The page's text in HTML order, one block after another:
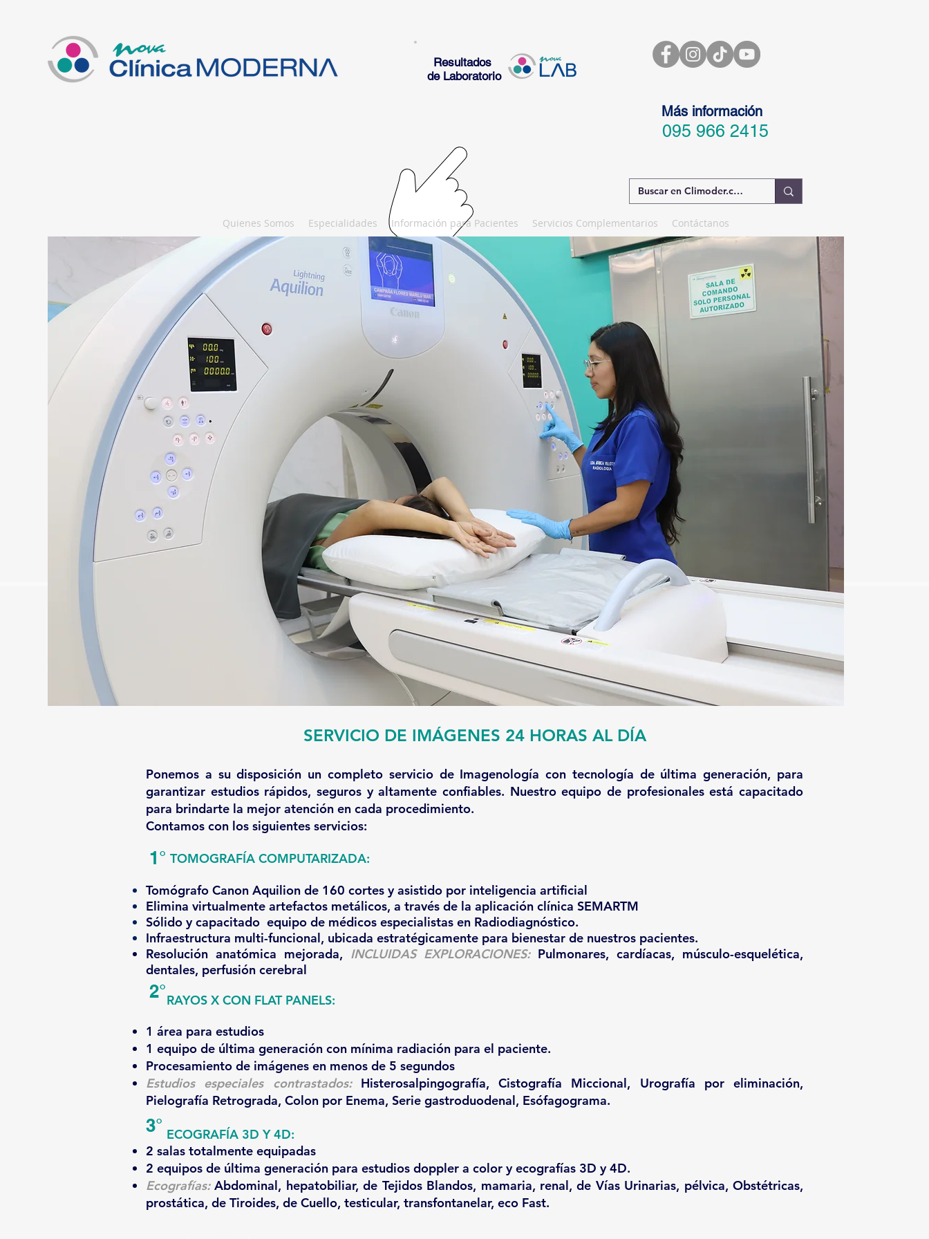
Resultados
de Laboratorio
095 966 2415
Más información
Quienes Somos Especialidades Información para Pacientes Servicios Complementarios Contáctanos
SERVICIO DE IMÁGENES 24 HORAS AL DÍA
Ponemos a su disposición un completo servicio de Imagenología con tecnología de última generación, para
garantizar estudios rápidos, seguros y altamente confiables. Nuestro equipo de profesionales está capacitado
para brindarte la mejor atención en cada procedimiento.
Contamos con los siguientes servicios:
TOMOGRAFÍA COMPUTARIZADA:
Tomógrafo Canon Aquilion de 160 cortes y asistido por inteligencia artificial
Elimina virtualmente artefactos metálicos, a través de la aplicación clínica SEMARTM
Sólido y capacitado equipo de médicos especialistas en Radiodiagnóstico.​
Infraestructura multi-funcional, ubicada estratégicamente para bienestar de nuestros pacientes.​
Resolución anatómica mejorada, INCLUIDAS EXPLORACIONES: Pulmonares, cardíacas, músculo-esquelética,
dentales, perfusión cerebral​
RAYOS X CON FLAT PANELS:
1 área para estudios
1 equipo de última generación con mínima radiación para el paciente.
Procesamiento de imágenes en menos de 5 segundos
Estudios especiales contrastados:
Histerosalpingografía, Cistografía Miccional, Urografía por eliminación,
Pielografía Retrograda, Colon por Enema, Serie gastroduodenal, Esófagograma.
ECOGRAFÍA 3D Y 4D:
2 salas totalmente equipadas
2 equipos de última generación para estudios doppler a color y ecografías 3D y 4D.
Ecografías:Abdominal, hepatobiliar, de Tejidos Blandos, mamaria, renal, de Vías Urinarias, pélvica, Obstétricas,
prostática, de Tiroides, de Cuello, testicular, transfontanelar, eco Fast.
1°
2°
3°